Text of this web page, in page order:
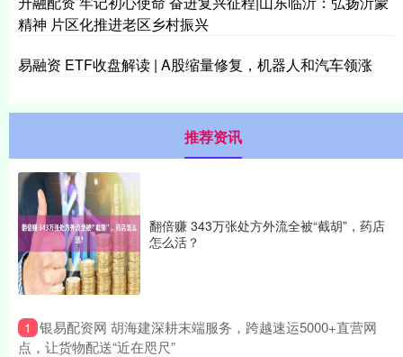
精神 片区化推进老区乡村振兴
易融资 ETF收盘解读 | A股缩量修复，机器人和汽车领涨
推荐资讯
翻倍赚 343万张处方外流全被“截胡”，药店
怎么活？
1 ​银易配资网 胡海建深耕末端服务，跨越速运5000+直营网
点，让货物配送“近在咫尺”